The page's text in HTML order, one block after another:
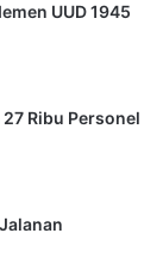
UUD 1945
Ribu Personel